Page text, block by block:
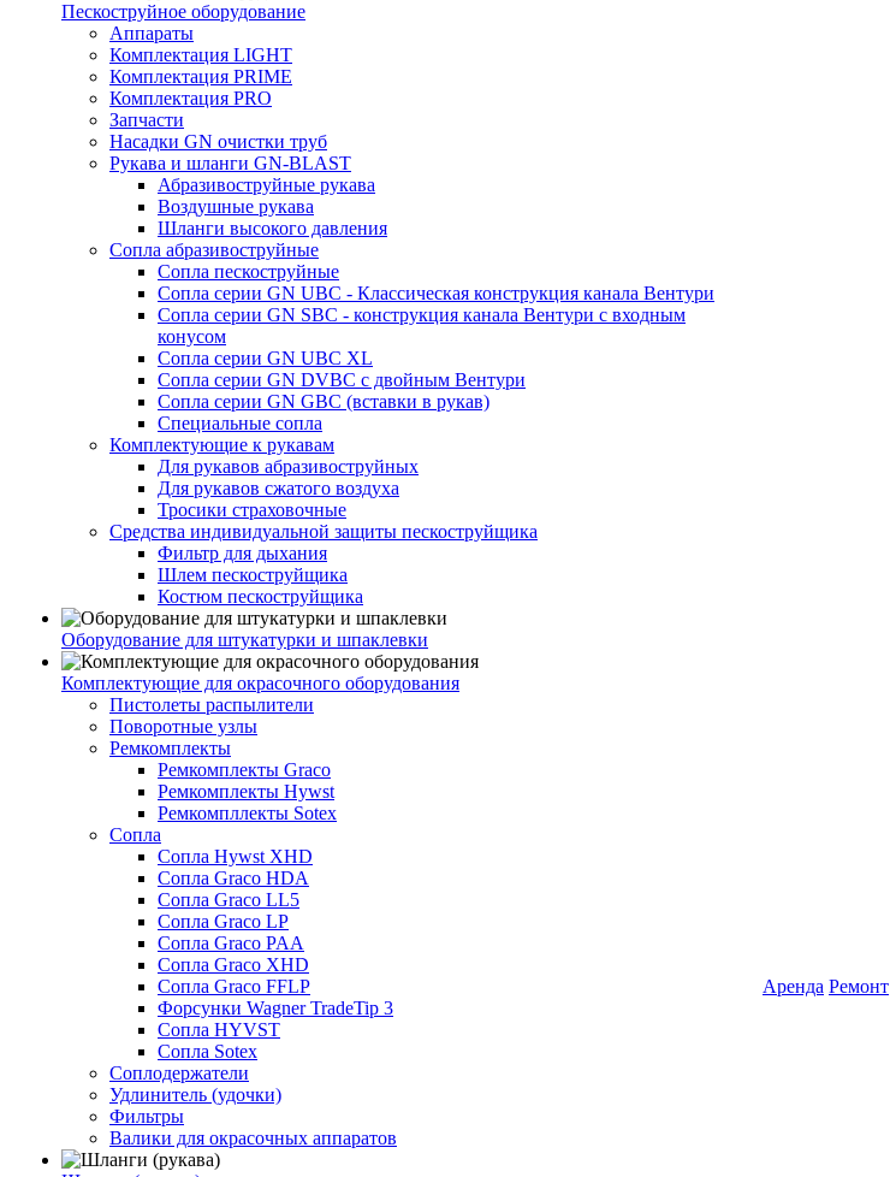
Пескоструйное оборудование
Аппараты
Комплектация LIGHT
Комплектация PRIME
Комплектация PRO
Запчасти
Насадки GN очистки труб
Рукава и шланги GN-BLAST
Абразивоструйные рукава
Воздушные рукава
Шланги высокого давления
Сопла абразивоструйные
Сопла пескоструйные
Сопла серии GN UBC - Классическая конструкция канала Вентури
Сопла серии GN SBC - конструкция канала Вентури c входным
конусом
Сопла серии GN UBC XL
Сопла серии GN DVBC с двойным Вентури
Сопла серии GN GBC (вставки в рукав)
Специальные сопла
Комплектующие к рукавам
Для рукавов абразивоструйных
Для рукавов сжатого воздуха
Тросики страховочные
Средства индивидуальной защиты пескоструйщика
Фильтр для дыхания
Шлем пескоструйщика
Костюм пескоструйщика
Оборудование для штукатурки и шпаклевки
Комплектующие для окрасочного оборудования
Пистолеты распылители
Поворотные узлы
Ремкомплекты
Ремкомплекты Graco
Ремкомплекты Hywst
Ремкомпллекты Sotex
Сопла
Сопла Hywst XHD
Сопла Graco HDA
Сопла Graco LL5
Сопла Graco LP
Сопла Graco PAA
Сопла Graco XHD
Сопла Graco FFLP
Форсунки Wagner TradeTip 3
Сопла HYVST
Сопла Sotex
Соплодержатели
Удлинитель (удочки)
Фильтры
Валики для окрасочных аппаратов
Аренда Ремонт